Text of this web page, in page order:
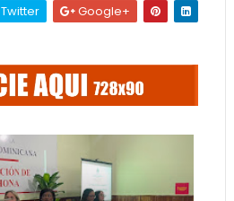
Twitter Google+